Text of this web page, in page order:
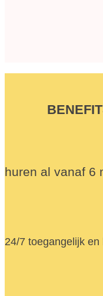
huren al vanaf 6
24/7 toegangelijk en